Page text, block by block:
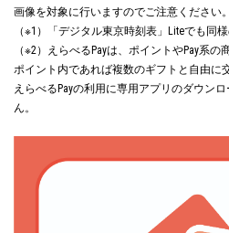
画像を対象に行いますのでご注意ください。
（※1）「デジタル東京時刻表」Liteでも同
（※2）えらべるPayは、ポイントやPay系の
ポイント内であれば複数のギフトと自由に
えらべるPayの利用に専用アプリのダウン
ん。